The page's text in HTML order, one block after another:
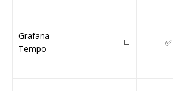
Grafana
Tempo
◻️ ✅